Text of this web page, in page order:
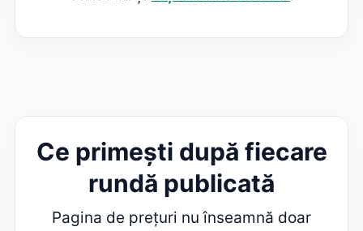
Ce primești după fiecare
rundă publicată
Pagina de prețuri nu înseamnă doar